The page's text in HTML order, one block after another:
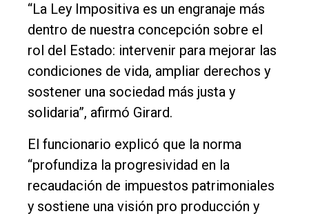
Fúnebres
Edición
Empresa
Nosotros
Contacto
“La Ley Impositiva es un engranaje más
dentro de nuestra concepción sobre el
rol del Estado: intervenir para mejorar las
condiciones de vida, ampliar derechos y
sostener una sociedad más justa y
solidaria”, afirmó Girard.
El funcionario explicó que la norma
“profundiza la progresividad en la
recaudación de impuestos patrimoniales
y sostiene una visión pro producción y